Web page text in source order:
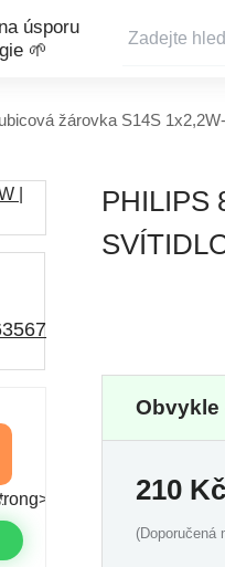
úsporu
🌱
žárovka S14S
PHILIPS
Obvykle
210Kč
(Doporučená